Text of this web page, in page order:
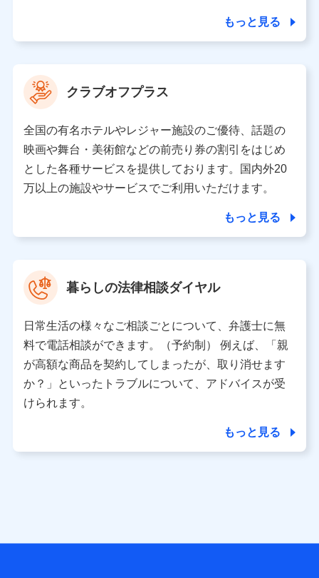
上記に係る案内・手続き・管理等付帯業務を行うため
【当該個人データの管理について責任を有する者の名称・住
所・代表者名】
当該個人データを取り扱う各共同利用者（詳細は次のとお
り）
東京都千代田区永田町2丁目11番1号 山王パークタワー
株式会社NTTドコモ 代表取締役社長 前田 義晃
東京都中央区日本橋人形町2-14-10 アーバンネット日本橋
ビル 3F
※ 当社および株式会社NTTドコモは、お客さまの情報を利
データ憲章」に定める行動原則を順守します 。
※ パーソナルデータダッシュボードの「第三者提供の管
理」の設定状態にかかわらず、共同利用する場合がありま
※ dポイントクラブ会員ではないお客さま（2019年12月11
日以降、一度もdポイントクラブ会員であったことがないお
個人データは、こちら の利用目的の範囲内に限って共同利
用します。
もっと見る
クラブオフプラス
全国の有名ホテルやレジャー施設のご優待、話題の
映画や舞台・美術館などの前売り券の割引をはじめ
とした各種サービスを提供しております。国内外20
万以上の施設やサービスでご利用いただけます。
もっと見る
暮らしの法律相談ダイヤル
日常生活の様々なご相談ごとについて、弁護士に無
料で電話相談ができます。（予約制） 例えば、「親
が高額な商品を契約してしまったが、取り消せます
か？」といったトラブルについて、アドバイスが受
けられます。
もっと見る